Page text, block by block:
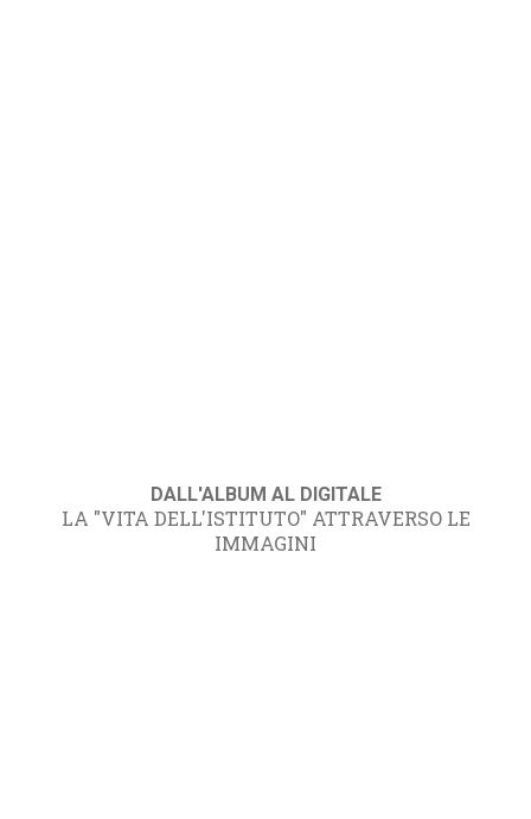
DALL'ALBUM AL DIGITALE
LA "VITA DELL'ISTITUTO" ATTRAVERSO LE
IMMAGINI